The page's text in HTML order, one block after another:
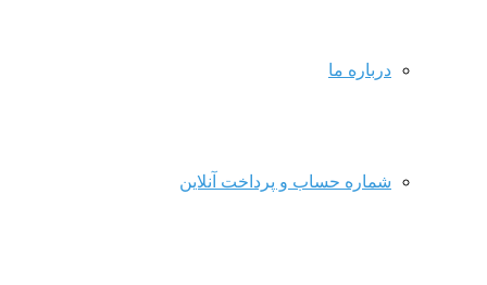
درباره ما
شماره حساب و پرداخت آنلاین